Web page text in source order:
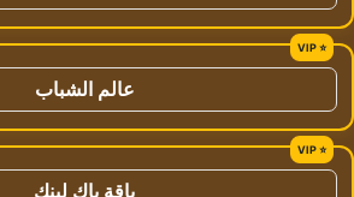
عالم الشباب
باقة باك لينك